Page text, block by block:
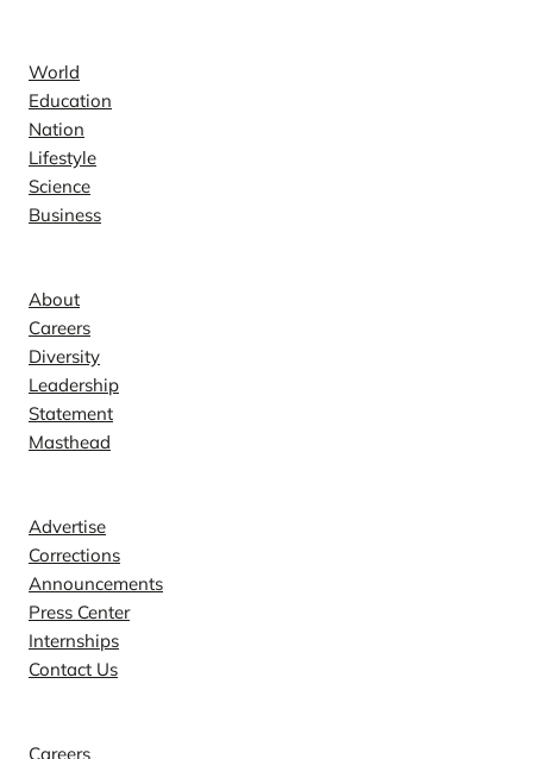
World
Education
Nation
Lifestyle
Science
Business
About
Careers
Diversity
Leadership
Statement
Masthead
Advertise
Corrections
Announcements
Press Center
Internships
Contact Us
Careers